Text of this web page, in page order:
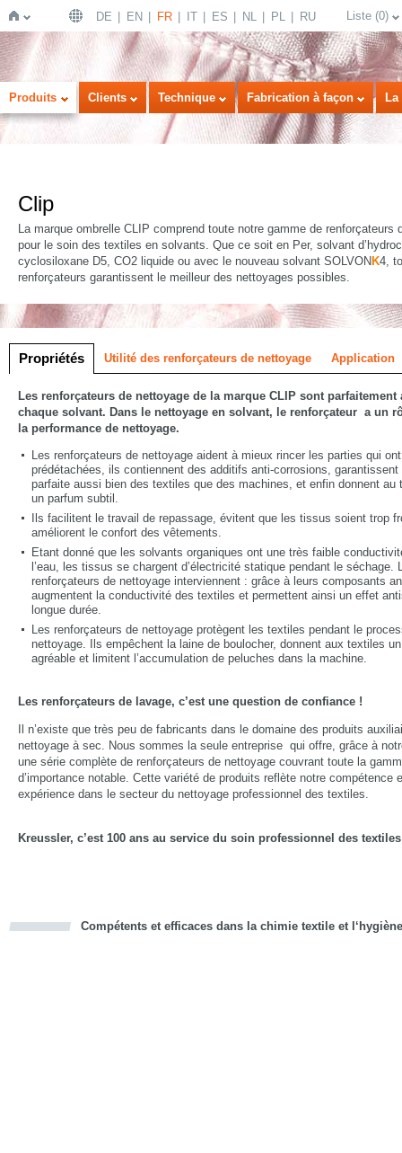
Page
d'accueil
DE EN FR IT ES NL PL RU Liste (0)
Produits Clients Technique Fabrication à façon
Clip
La marque ombrelle CLIP comprend toute notre gamme de renforçateurs
pour le soin des textiles en solvants. Que ce soit en Per, solvant
cyclosiloxane D5, CO2 liquide ou avec le nouveau solvant SOLVON K4,
renforçateurs garantissent le meilleur des nettoyages possibles.
Propriétés Utilité des renforçateurs de nettoyage Application
Les renforçateurs de nettoyage de la marque CLIP sont parfaitement
chaque solvant. Dans le nettoyage en solvant, le renforçateur a un
la performance de nettoyage.
Les renforçateurs de nettoyage aident à mieux rincer les parties qui
prédétachées, ils contiennent des additifs anti-corrosions, garantissent
parfaite aussi bien des textiles que des machines, et enfin donnent au
un parfum subtil.
Ils facilitent le travail de repassage, évitent que les tissus soient trop
améliorent le confort des vêtements.
Etant donné que les solvants organiques ont une très faible
l’eau, les tissus se chargent d’électricité statique pendant le séchage.
renforçateurs de nettoyage interviennent : grâce à leurs composants
augmentent la conductivité des textiles et permettent ainsi un effet
longue durée.
Les renforçateurs de nettoyage protègent les textiles pendant le
nettoyage. Ils empêchent la laine de boulocher, donnent aux textiles
agréable et limitent l’accumulation de peluches dans la machine.
Les renforçateurs de lavage, c’est une question de confiance !
Il n’existe que très peu de fabricants dans le domaine des produits
nettoyage à sec. Nous sommes la seule entreprise qui offre, grâce à
une série complète de renforçateurs de nettoyage couvrant toute la
d’importance notable. Cette variété de produits reflète notre compétence
expérience dans le secteur du nettoyage professionnel des textiles.
Kreussler, c’est 100 ans au service du soin professionnel des
Compétents et efficaces dans la chimie textile et l‘hygiène